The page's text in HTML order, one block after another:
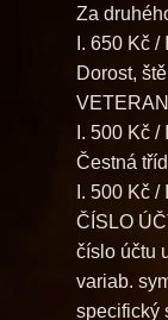
Za
I. 650 Kč /
Dorost,
I. 500 Kč /
Čestná
I. 500 Kč /
ČÍSLO
číslo účtu
variab.
specifický